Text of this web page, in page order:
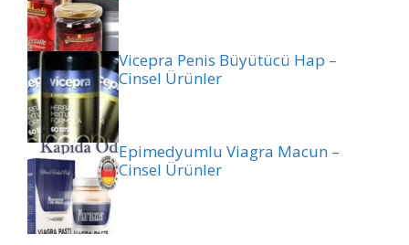
Vicepra Penis Büyütücü Hap –
Cinsel Ürünler
Epimedyumlu Viagra Macun –
Cinsel Ürünler